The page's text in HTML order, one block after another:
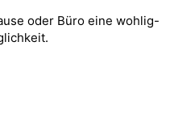
oder Büro eine wohlig-
und Rückentraining in einem